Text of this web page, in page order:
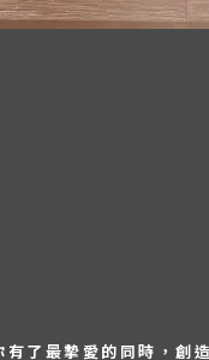
有了最摯愛的同時，創